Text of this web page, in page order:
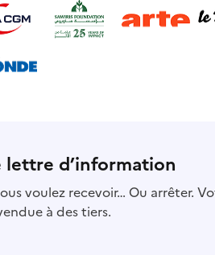
d’information
voulez recevoir… Ou arrêter.
à des tiers.